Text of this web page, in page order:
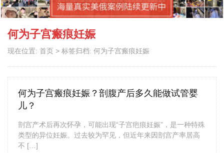
何为子宫瘢痕妊娠
现在位置: 首页 > 标签归档: 何为子宫瘢痕妊娠
何为子宫瘢痕妊娠？剖腹产后多久能做试管婴
儿？
剖宫产术后再次怀孕，可能出现“子宫疤痕妊娠”，是一种特殊
类型的异位妊娠。过去较为罕见，但近年来因剖宫产率居高
不 […]